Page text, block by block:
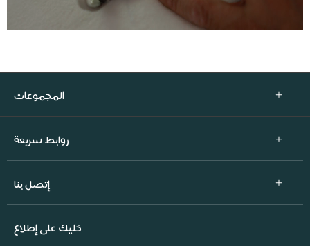
خليك على إطلاع
إتصل بنا
المجموعات
روابط سريعة